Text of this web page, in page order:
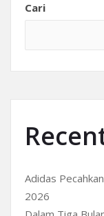
Cari
Adidas
2026